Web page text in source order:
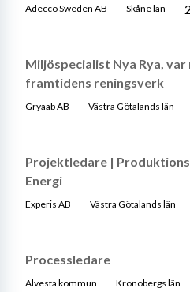
Adecco Sweden AB Skåne län
Miljöspecialist Nya Rya, var
framtidens reningsverk
Gryaab AB Västra Götalands län
Projektledare |
Energi
Experis AB Västra Götalands län
Processledare
Alvesta kommun Kronobergs län